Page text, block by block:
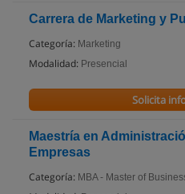
Carrera de Marketing y
Categoría: Marketing
Modalidad: Presencial
Solicita
Maestría en
Empresas
Categoría: MBA - Master of